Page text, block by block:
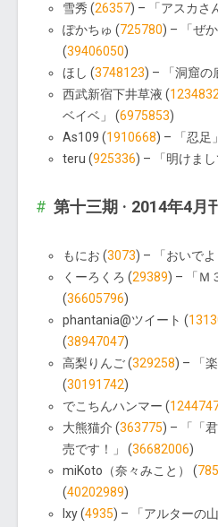
雪秀 (26357) – 「アスカさ
ぽかちゅ (725780) – 「ぜ
(39406050)
ほし (3748123) – 「洞窟の
西武新宿下井草液 (1234832
ベイベ」 (6975853)
As109 (1910668) – 「忍足
teru (925336) – 「明けま
第十三期 · 2014年4月
もにお (3073) – 「おいで
くーろくろ (29389) – 「Ｍ
(36605796)
phantania@ツイート (
(38947047)
高梨りんご (329258) – 「
(30191742)
でこちんハンマー (
大熊猫介 (363775) – 「「
売です！」 (36682006)
miKoto（奈々みこと） (
(40202989)
lxy (4935) – 「アルターの